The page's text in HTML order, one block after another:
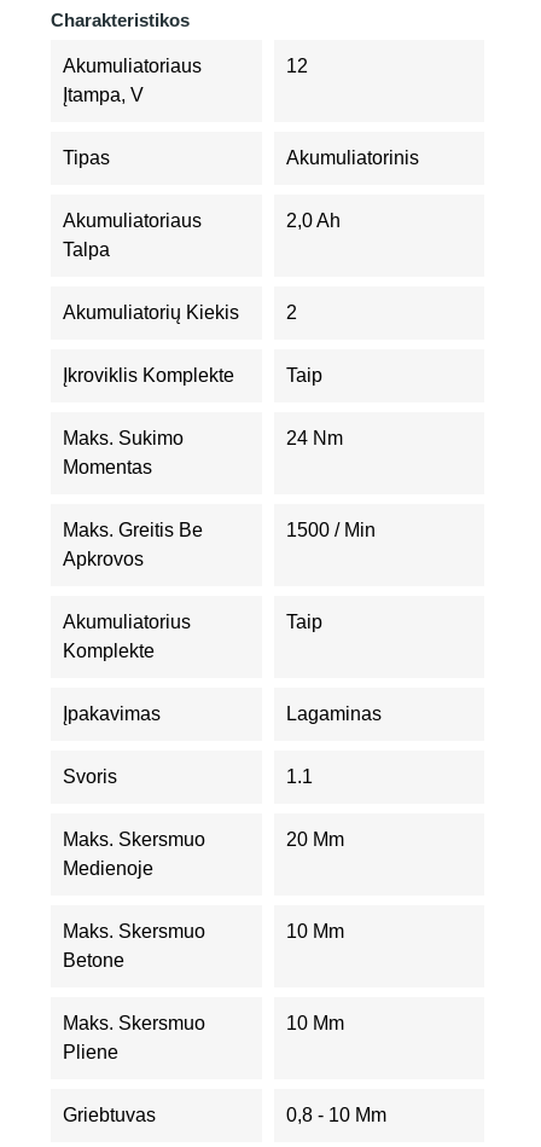
Charakteristikos
Akumuliatoriaus
Įtampa, V
12
Tipas Akumuliatorinis
Akumuliatoriaus
Talpa
2,0 Ah
Akumuliatorių Kiekis 2
Įkroviklis Komplekte Taip
Maks. Sukimo
Momentas
24 Nm
Maks. Greitis Be
Apkrovos
1500 / Min
Akumuliatorius
Komplekte
Taip
Įpakavimas Lagaminas
Svoris 1.1
Maks. Skersmuo
Medienoje
20 Mm
Maks. Skersmuo
Betone
10 Mm
Maks. Skersmuo
Pliene
10 Mm
Griebtuvas 0,8 - 10 Mm